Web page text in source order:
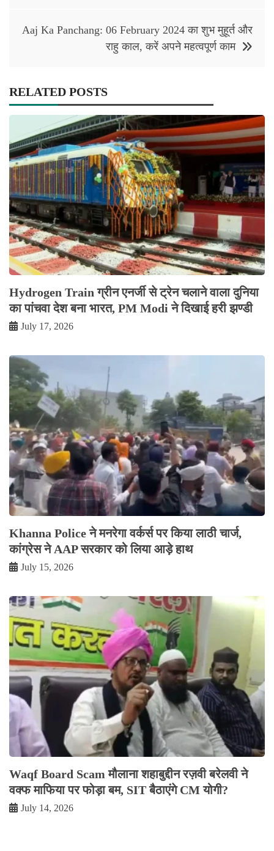
Aaj Ka Panchang: 06 February 2024 का शुभ मुहूर्त और
राहु काल, करें अपने महत्वपूर्ण काम
RELATED POSTS
Hydrogen Train ग्रीन एनर्जी से ट्रेन चलाने वाला दुनिया
का पांचवा देश बना भारत, PM Modi ने दिखाई हरी झण्डी
July 17, 2026
Khanna Police ने मनरेगा वर्कर्स पर किया लाठी चार्ज,
कांग्रेस ने AAP सरकार को लिया आड़े हाथ
July 15, 2026
Waqf Board Scam मौलाना शहाबुद्दीन रज़वी बरेलवी ने
वक्फ माफिया पर फोड़ा बम, SIT बैठाएंगे CM योगी?
July 14, 2026